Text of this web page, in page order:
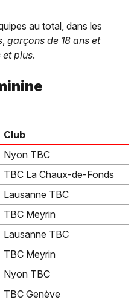
au total, dans les
, garçons de 18 ans et
et plus.
Club
Nyon TBC
TBC La Chaux-de-Fonds
Lausanne TBC
TBC Meyrin
Lausanne TBC
TBC Meyrin
Nyon TBC
TBC Genève